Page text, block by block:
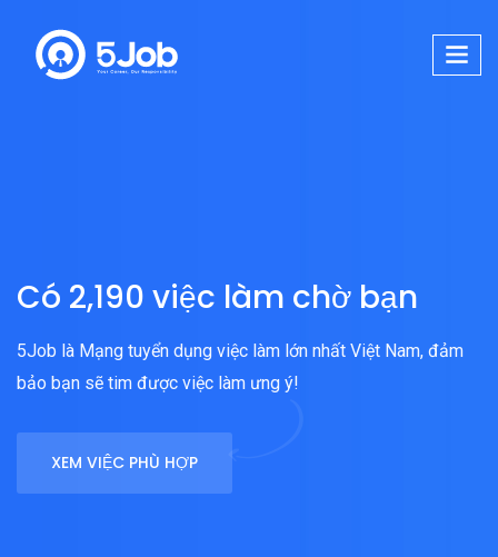
Có 2,190 việc làm chờ bạn
5Job là Mạng tuyển dụng việc làm lớn nhất Việt Nam, đảm
bảo bạn sẽ tim được việc làm ưng ý!
XEM VIỆC PHÙ HỢP